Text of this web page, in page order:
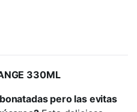
330ML
pero las evitas